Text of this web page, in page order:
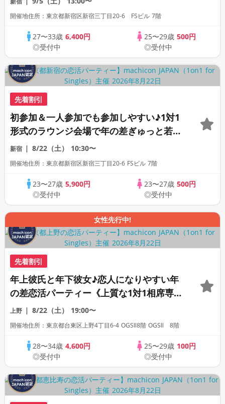
き》《machicon JAPAN主催》
開催地住所：東京都新宿区新宿三丁目20-6 FSビル 7階
27〜33歳6,400円
◎受付中
25〜29歳 500円
◎受付中
先着割引
初参加＆一人参加でも参加しやすい♪1対1
形式のラウンジ会場で年の差ぎゅっと若め
の同世代恋活パーティー♪《上質な1対1相
席専用会場》《全席半個室》《飲み放題付
新宿 8/22（土） 10:30〜
開催地住所：東京都新宿区新宿三丁目20-6 FSビル 7階
23〜27歳5,900円
◎受付中
23〜27歳 500円
◎受付中
女性先行中!
先着割引
年上彼氏と年下彼女♪恋人になりやすい年
の差恋活パーティー《上質な1対1相席専用
会場》《全席半個室》《飲み放題付き》
《machicon JAPAN主催》
上野 8/22（土） 19:00〜
開催地住所：東京都台東区上野4丁目6-4 OGSⅡ8階 OGSⅡ 8階
28〜34歳4,600円
◎受付中
25〜29歳 100円
◎受付中